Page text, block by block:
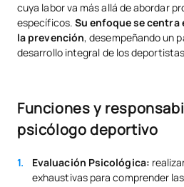
cuya labor va más allá de abordar
específicos.Su enfoque se centra
la prevención, desempeñando un
desarrollo integral de los
Funciones y
psicólogo deportivo
Evaluación Psicológica:
exhaustivas para comprender